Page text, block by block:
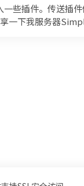
些插件。传送插
一下我服务器